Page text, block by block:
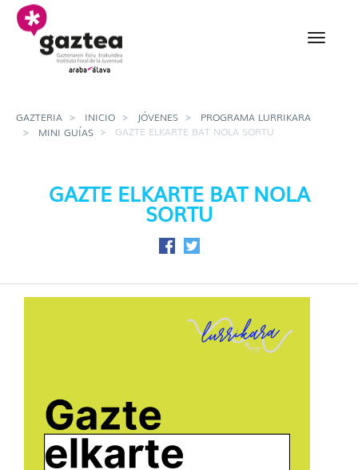
Saltar al contenido principal
Gazte elkarte bat
GAZTERIA INICIO JÓVENES
PROGRAMA LURRIKARA
MINI GUÍAS
GAZTE ELKARTE BAT NOLA SORTU
GAZTE ELKARTE BAT NOLA
SORTU
Compartir en Facebook
Compartir en Twitter